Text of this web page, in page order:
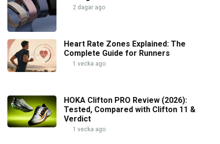
2 dagar ago
Heart Rate Zones Explained: The
Complete Guide for Runners
1 vecka ago
HOKA Clifton PRO Review (2026):
Tested, Compared with Clifton 11 &
Verdict
1 vecka ago